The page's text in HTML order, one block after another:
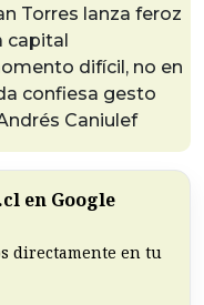
Torres lanza feroz
capital
difícil, no en
confiesa gesto
Caniulef
en Google
directamente en tu